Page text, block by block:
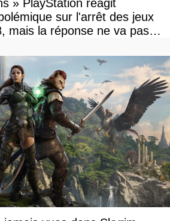
» PlayStation réagit
sur l'arrêt des jeux
mais la réponse ne va pas